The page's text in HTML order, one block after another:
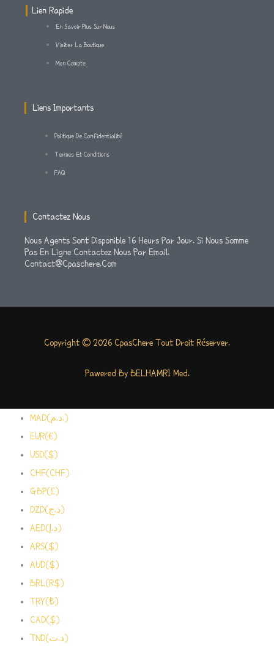
R
Lien Rapide
En Savoir Plus Sur Nous
Visiter La Boutique
Mon Compte
Liens Importants
Politique De Confidentialité
Termes Et Conditions
FAQ
Contactez Nous
Nous Agents Sont Disponible 16 Heurs Par Jour. Si Nous Somme
Pas En Ligne Contactez Nous Par Email.
Contact@cpaschere.com
Copyright © 2026 CpasChere Tout Droit Réserver.
Pawered By BELHAMRI Med.
MAD(د.م.)
EUR(€)
USD($)
CHF(CHF)
GBP(£)
DZD(د.ج)
AED(د.إ)
ARS($)
AUD($)
BRL(R$)
TRY(₺)
CAD($)
TND(د.ت)